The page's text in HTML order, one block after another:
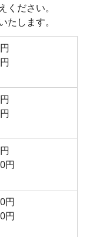
ださい。
します。
円
円
円